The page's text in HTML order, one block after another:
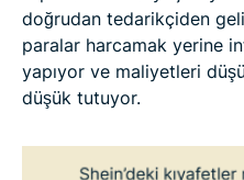
doğrudan tedarikçiden
paralar harcamak yerine
yapıyor ve maliyetleri
düşük tutuyor.